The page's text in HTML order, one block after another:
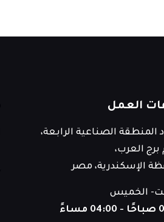
العمل
المنطقة الصناعية الرابعة،
العرب،
الإسكندرية، مصر
الخميس